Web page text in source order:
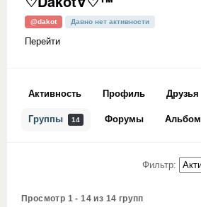
@dakot Давно нет активности
Перейти
Активность Профиль Друзья
Группы 14 Форумы Альбом
Фильтр:
Просмотр 1 - 14 из 14 групп